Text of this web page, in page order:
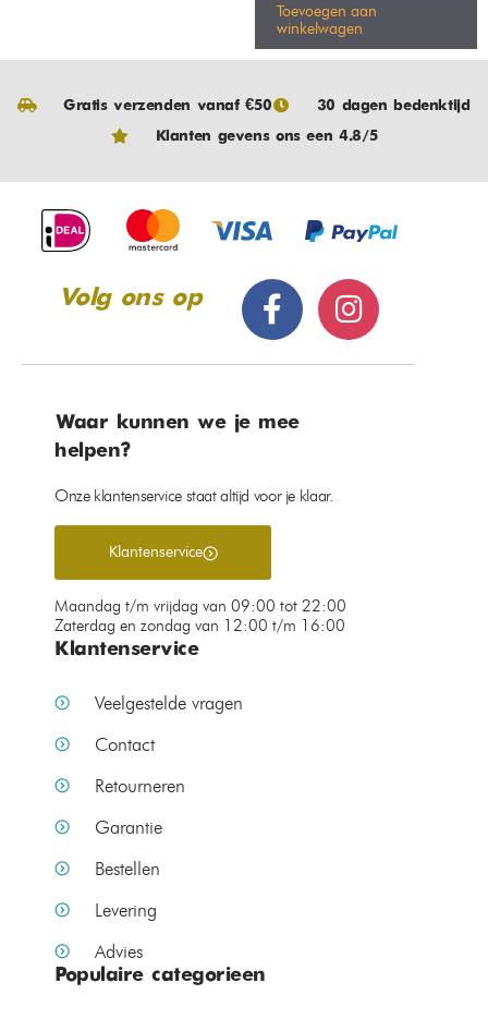
Toevoegen aan
winkelwagen
Gratis verzenden vanaf €50
30 dagen bedenktijd
Klanten gevens ons een 4.8/5
Volg ons op
Waar kunnen we je mee
helpen?
Onze klantenservice staat altijd voor je klaar.
Klantenservice
Maandag t/m vrijdag van 09:00 tot 22:00
Zaterdag en zondag van 12:00 t/m 16:00
Klantenservice
Veelgestelde vragen
Contact
Retourneren
Garantie
Bestellen
Levering
Advies
Populaire categorieen